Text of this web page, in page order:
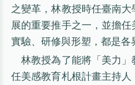
之變革，林教授時任臺南
展的重要推手之一，並擔任
實驗、研修與形塑，都是各
林教授為了能將「美力
任美感教育札根計畫主持人